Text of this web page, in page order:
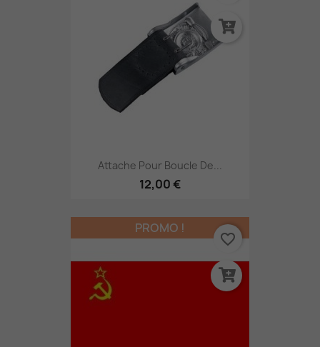
Attache Pour Boucle De...
12,00 €
PROMO !
favorite_border